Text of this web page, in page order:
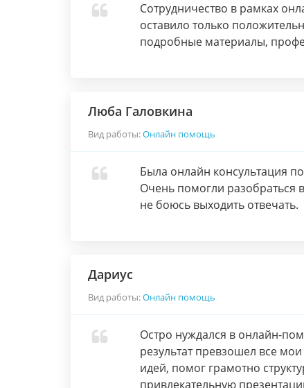
Сотрудничество в рамках
оставило только
подробные материалы,
Люба Галовкина
Вид работы:Онлайн помощь
Была онлайн консультация
Очень помогли разобраться
не боюсь выходить отвечать.
Дариус
Вид работы:Онлайн помощь
Остро нуждался в онлайн-
результат превзошел все
идей, помог грамотно
привлекательную